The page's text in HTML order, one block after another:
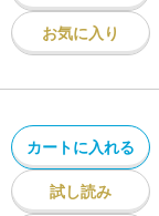
お気に入り
カートに入れる
試し読み